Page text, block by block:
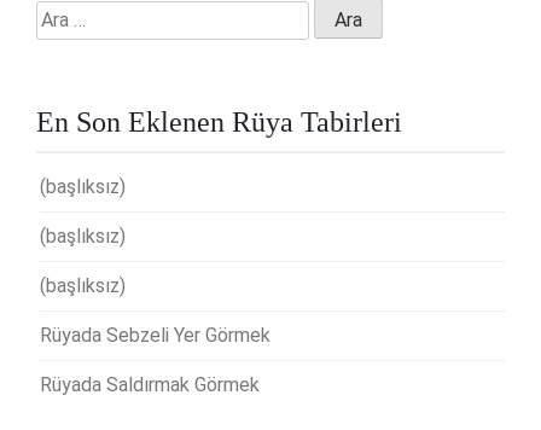
Arama:
En Son Eklenen Rüya Tabirleri
(başlıksız)
(başlıksız)
(başlıksız)
Rüyada Sebzeli Yer Görmek
Rüyada Saldırmak Görmek